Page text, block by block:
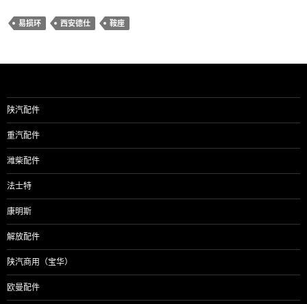
易损环 西安德仕 鞍座
陕汽配件
重汽配件
潍柴配件
法士特
康明斯
解放配件
陕汽商用（宝华）
欧曼配件